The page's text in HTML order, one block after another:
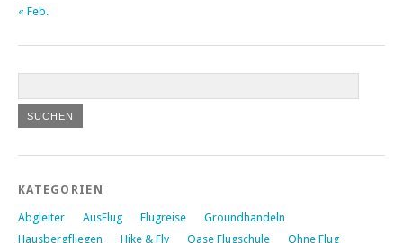
« Feb.
KATEGORIEN
Abgleiter AusFlug Flugreise
Groundhandeln
Hausbergfliegen
Hike & Fly Oase Flugschule
Ohne Flug